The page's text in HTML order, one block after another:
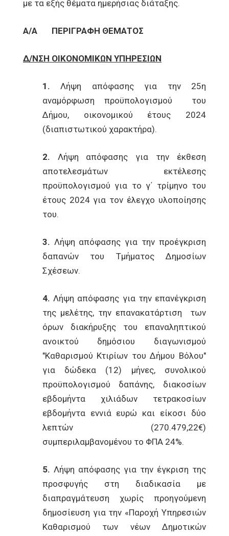
με τα εξής θέματα ημερήσιας διάταξης.
Α/Α ΠΕΡΙΓΡΑΦΗ ΘΕΜΑΤΟΣ
Δ/ΝΣΗ ΟΙΚΟΝΟΜΙΚΩΝ ΥΠΗΡΕΣΙΩΝ
1. Λήψη απόφασης για την 25η
αναμόρφωση προϋπολογισμού του
Δήμου, οικονομικού έτους 2024
(διαπιστωτικού χαρακτήρα).
2. Λήψη απόφασης για την έκθεση
αποτελεσμάτων εκτέλεσης
προϋπολογισμού για το γ΄ τρίμηνο του
έτους 2024 για τον έλεγχο υλοποίησης
του.
3. Λήψη απόφασης για την προέγκριση
δαπανών του Τμήματος Δημοσίων
Σχέσεων.
4.Λήψη απόφασης για την επανέγκριση
της μελέτης, την επανακατάρτιση των
όρων διακήρυξης του επαναληπτικού
ανοικτού δημόσιου διαγωνισμού
"Καθαρισμού Κτιρίων του Δήμου Βόλου"
για δώδεκα (12) μήνες, συνολικού
προϋπολογισμού δαπάνης, διακοσίων
εβδομήντα χιλιάδων τετρακοσίων
εβδομήντα εννιά ευρώ και είκοσι δύο
λεπτών (270.479,22€)
συμπεριλαμβανομένου το ΦΠΑ 24%.
5. Λήψη απόφασης για την έγκριση της
προσφυγής στη διαδικασία με
διαπραγμάτευση χωρίς προηγούμενη
δημοσίευση για την «Παροχή Υπηρεσιών
Καθαρισμού των νέων Δημοτικών